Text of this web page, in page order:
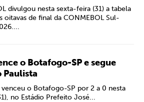
divulgou nesta sexta-feira (31) a tabela
oitavas de final da CONMEBOL Sul-
o Botafogo-SP e segue
Paulista
o Botafogo-SP por 2 a 0 nesta
no Estádio Prefeito José...